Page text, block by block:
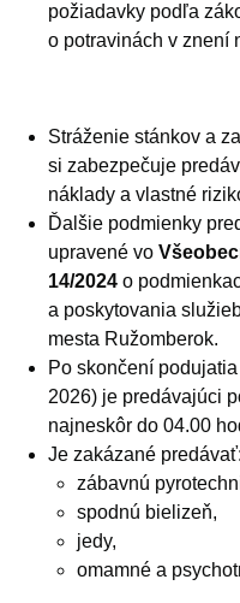
požiadavky podľa
o potravinách v znení
Stráženie stánkov a
si zabezpečuje
náklady a vlastné
Ďalšie podmienky
upravené vo
14/2024 o
a poskytovania
mesta Ružomberok.
Po skončení podujatia
2026) je predávajúci
najneskôr do 04.00
Je zakázané predávať:
zábavnú
spodnú bielizeň,
jedy,
omamné a